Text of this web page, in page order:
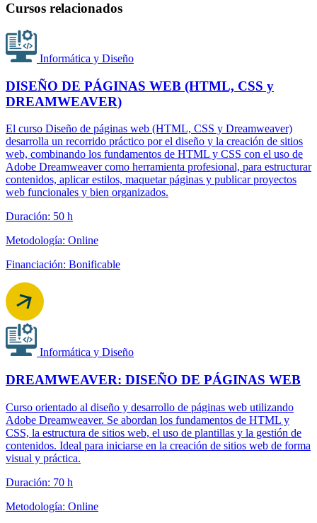
Cursos relacionados
Informática y Diseño
DISEÑO DE PÁGINAS WEB (HTML, CSS y
DREAMWEAVER)
El curso Diseño de páginas web (HTML, CSS y Dreamweaver)
desarrolla un recorrido práctico por el diseño y la creación de sitios
web, combinando los fundamentos de HTML y CSS con el uso de
Adobe Dreamweaver como herramienta profesional, para estructurar
contenidos, aplicar estilos, maquetar páginas y publicar proyectos
web funcionales y bien organizados.
Duración: 50 h
Metodología: Online
Financiación: Bonificable
Informática y Diseño
DREAMWEAVER: DISEÑO DE PÁGINAS WEB
Curso orientado al diseño y desarrollo de páginas web utilizando
Adobe Dreamweaver. Se abordan los fundamentos de HTML y
CSS, la estructura de sitios web, el uso de plantillas y la gestión de
contenidos. Ideal para iniciarse en la creación de sitios web de forma
visual y práctica.
Duración: 70 h
Metodología: Online